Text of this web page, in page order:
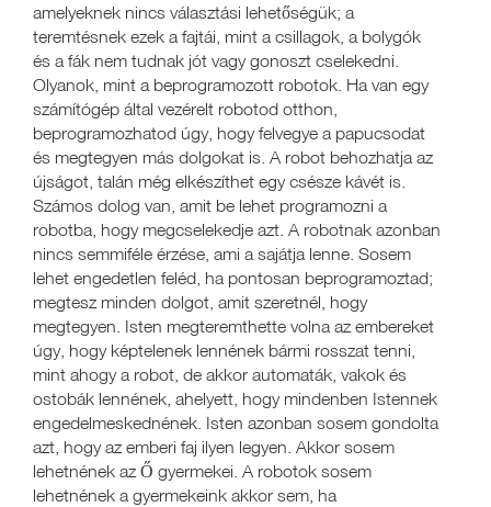
amelyeknek nincs választási lehetőségük; a
teremtésnek ezek a fajtái, mint a csillagok, a bolygók
és a fák nem tudnak jót vagy gonoszt cselekedni.
Olyanok, mint a beprogramozott robotok. Ha van egy
számítógép által vezérelt robotod otthon,
beprogramozhatod úgy, hogy felvegye a papucsodat
és megtegyen más dolgokat is. A robot behozhatja az
újságot, talán még elkészíthet egy csésze kávét is.
Számos dolog van, amit be lehet programozni a
robotba, hogy megcselekedje azt. A robotnak azonban
nincs semmiféle érzése, ami a sajátja lenne. Sosem
lehet engedetlen feléd, ha pontosan beprogramoztad;
megtesz minden dolgot, amit szeretnél, hogy
megtegyen. Isten megteremthette volna az embereket
úgy, hogy képtelenek lennének bármi rosszat tenni,
mint ahogy a robot, de akkor automaták, vakok és
ostobák lennének, ahelyett, hogy mindenben Istennek
engedelmeskednének. Isten azonban sosem gondolta
azt, hogy az emberi faj ilyen legyen. Akkor sosem
lehetnének az Ő gyermekei. A robotok sosem
lehetnének a gyermekeink akkor sem, ha